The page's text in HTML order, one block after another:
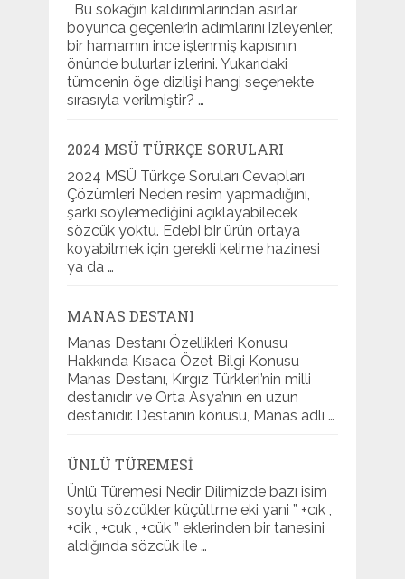
Bu sokağın kaldırımlarından asırlar
boyunca geçenlerin adımlarını izleyenler,
bir hamamın ince işlenmiş kapısının
önünde bulurlar izlerini. Yukarıdaki
tümcenin öge dizilişi hangi seçenekte
sırasıyla verilmiştir? …
2024 MSÜ TÜRKÇE SORULARI
2024 MSÜ Türkçe Soruları Cevapları
Çözümleri Neden resim yapmadığını,
şarkı söylemediğini açıklayabilecek
sözcük yoktu. Edebi bir ürün ortaya
koyabilmek için gerekli kelime hazinesi
ya da …
MANAS DESTANI
Manas Destanı Özellikleri Konusu
Hakkında Kısaca Özet Bilgi Konusu
Manas Destanı, Kırgız Türkleri’nin milli
destanıdır ve Orta Asya’nın en uzun
destanıdır. Destanın konusu, Manas adlı …
ÜNLÜ TÜREMESI
Ünlü Türemesi Nedir Dilimizde bazı isim
soylu sözcükler küçültme eki yani ” +cık ,
+cik , +cuk , +cük ” eklerinden bir tanesini
aldığında sözcük ile …